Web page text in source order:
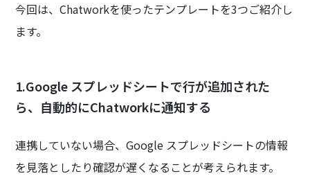
今回は、Chatworkを使ったテンプレートを3つご紹介し
ます。
1.Google スプレッドシートで行が追加された
ら、自動的にChatworkに通知する
連携していない場合、Google スプレッドシートの情報
を見落としたり確認が遅くなることが考えられます。